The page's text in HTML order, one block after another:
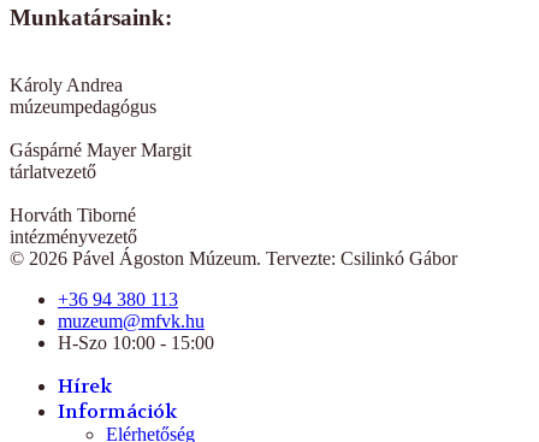
Munkatársaink:
Károly Andrea
múzeumpedagógus
Gáspárné Mayer Margit
tárlatvezető
Horváth Tiborné
intézményvezető
© 2026 Pável Ágoston Múzeum. Tervezte: Csilinkó Gábor
+36 94 380 113
muzeum@mfvk.hu
H-Szo 10:00 - 15:00
Hírek
Információk
Elérhetőség